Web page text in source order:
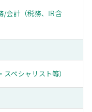
/会計（税務、IR含
ペシャリスト等）